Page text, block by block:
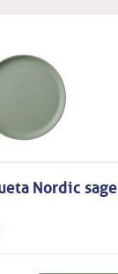
Nordic sage